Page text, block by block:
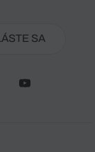
SA